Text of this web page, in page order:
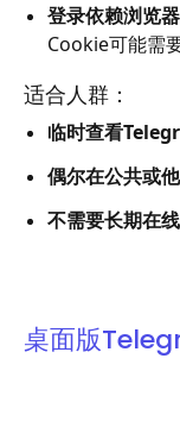
登录依赖浏览
Cookie可能需
适合人群：
临时查看
偶尔在公共或
不需要长期在
桌面版